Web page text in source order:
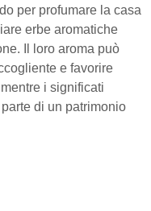
per profumare la casa
erbe aromatiche
Il loro aroma può
e favorire
i significati
di un patrimonio